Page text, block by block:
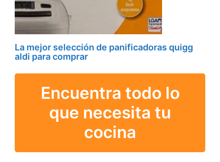
La mejor selección de panificadoras quigg
aldi para comprar
Encuentra todo lo
que necesita tu
cocina